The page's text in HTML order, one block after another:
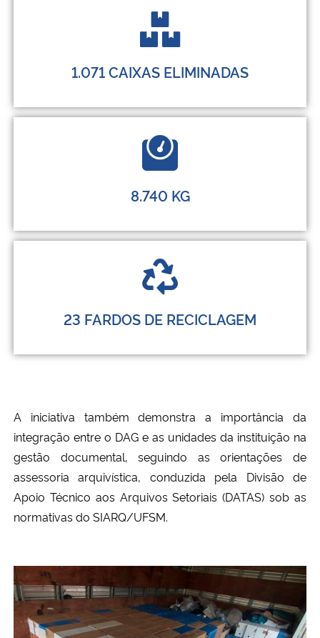
1.071 CAIXAS​ ELIMINADAS
8.740 KG
23 FARDOS DE RECICLAGEM
A iniciativa também demonstra a importância da
integração entre o DAG e as unidades da instituição na
gestão documental, seguindo as orientações de
assessoria arquivística, conduzida pela Divisão de
Apoio Técnico aos Arquivos Setoriais (DATAS) sob as
normativas do SIARQ/UFSM.